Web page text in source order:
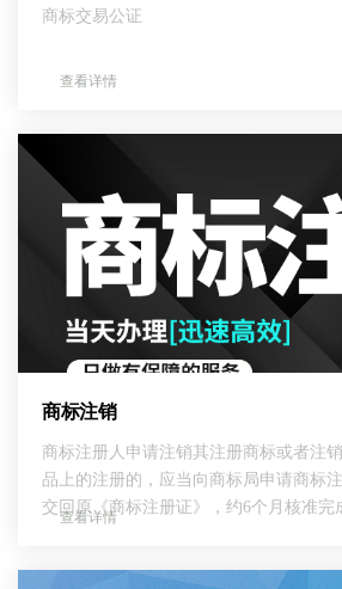
商标交易公证
查看详情
商标注销
商标注册人申请注销其注册商标或者注
品上的注册的，应当向商标局申请商标
交回原《商标注册证》，约6个月核准完
查看详情